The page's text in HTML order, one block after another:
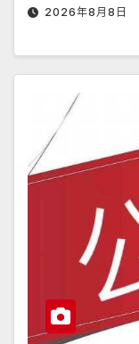
2026年8月8日